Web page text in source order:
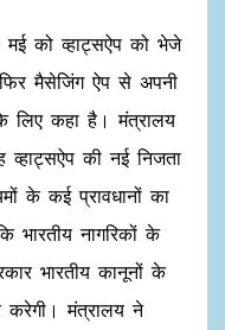
को व्हाट्सऐप को भेजे
मैसेजिंग ऐप से अपनी
लिए कहा है। मंत्रालय
की नई निजता
के कई प्रावधानों का
भारतीय नागरिकों के
भारतीय कानूनों के
करेगी। मंत्रालय ने